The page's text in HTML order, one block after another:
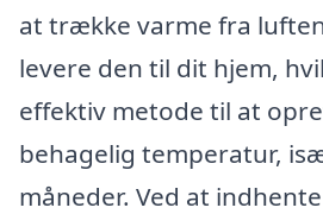
at trække varme fra
levere den til dit hjem,
effektiv metode til at
behagelig temperatur,
måneder. Ved at